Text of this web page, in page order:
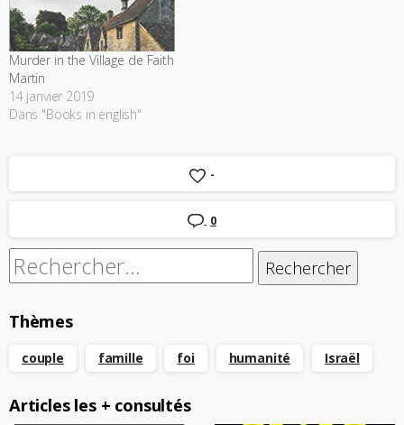
Murder in the Village de Faith
Martin
14 janvier 2019
Dans "Books in english"
-
0
Rechercher :
Thèmes
couple famille foi humanité Israël
Articles les + consultés